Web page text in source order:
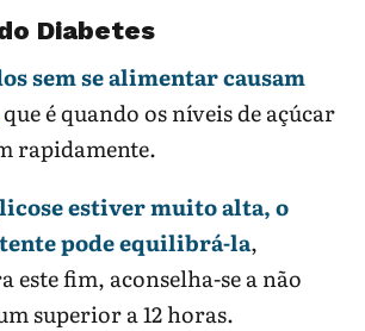
Diabetes
sem se alimentar causam
que é quando os níveis de açúcar
rapidamente.
estiver muito alta, o
pode equilibrá-la,
este fim, aconselha-se a não
superior a 12 horas.